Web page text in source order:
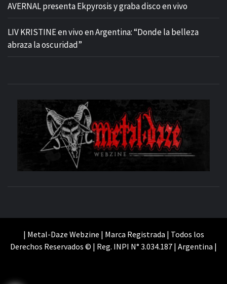
AVERNAL presenta Ekpyrosis y graba disco en vivo
LIV KRISTINE en vivo en Argentina: “Donde la belleza
abraza la oscuridad”
| Metal-Daze Webzine | Marca Registrada | Todos los
Derechos Reservados © | Reg. INPI N° 3.034.187 | Argentina |